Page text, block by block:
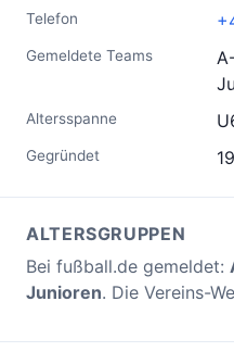
Telefon
Gemeldete Teams
Altersspanne
Gegründet
ALTERSGRUPPEN
Bei fußball.de gemeldet:
Junioren. Die Vereins-